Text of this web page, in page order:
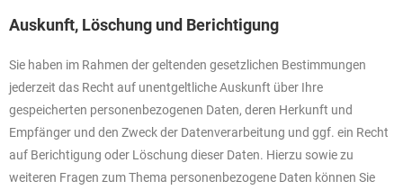
Auskunft, Löschung und Berichtigung
Sie haben im Rahmen der geltenden gesetzlichen Bestimmungen
jederzeit das Recht auf unentgeltliche Auskunft über Ihre
gespeicherten personenbezogenen Daten, deren Herkunft und
Empfänger und den Zweck der Datenverarbeitung und ggf. ein Recht
auf Berichtigung oder Löschung dieser Daten. Hierzu sowie zu
weiteren Fragen zum Thema personenbezogene Daten können Sie